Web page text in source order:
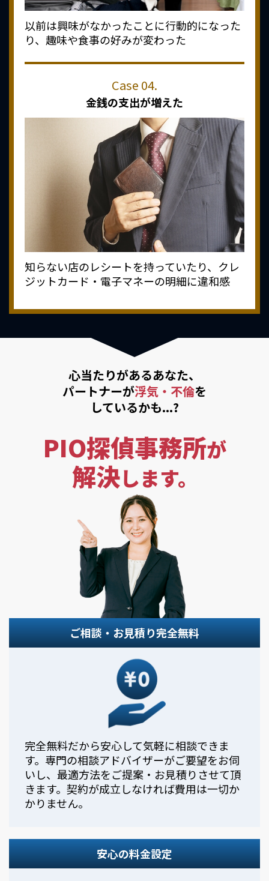
以前は興味がなかったことに行動的になった
り、趣味や食事の好みが変わった
金銭の支出が増えた
知らない店のレシートを持っていたり、クレ
ジットカード・電子マネーの明細に違和感
心当たりがあるあなた、
パートナーが浮気・不倫を
しているかも...?
PIO探偵事務所が
解決します。
ご相談・お見積り完全無料
完全無料だから安心して気軽に相談できま
す。専門の相談アドバイザーがご要望をお伺
いし、最適方法をご提案・お見積りさせて頂
きます。契約が成立しなければ費用は一切か
かりません。
安心の料金設定